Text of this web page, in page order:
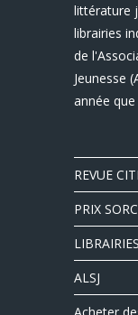
littérature
librairies
de
Jeunesse
année
REVUE
PRIX
ALSJ